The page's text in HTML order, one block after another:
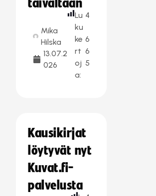
taivaltaan
Mika
Hilska
13.07.2
026
Lu
ku
ke
rt
oj
a:
4
6
6
5
Kausikirjat
löytyvät nyt
Kuvat.fi-
palvelusta